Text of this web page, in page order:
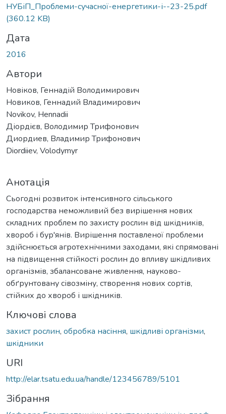
НУБіП_Проблеми-сучасної-енергетики-і--23-25.pdf
(360.12 KB)
Дата
2016
Автори
Новіков, Геннадій Володимирович
Новиков, Геннадий Владимирович
Novikov, Hennadii
Діордієв, Володимир Трифонович
Диордиев, Владимир Трифонович
Diordiiev, Volodymyr
Анотація
Сьогодні розвиток інтенсивного сільського
господарства неможливий без вирішення нових
складних проблем по захисту рослин від шкідників,
хвороб і бур'янів. Вирішення поставленої проблеми
здійснюється агротехнічними заходами, які спрямовані
на підвищення стійкості рослин до впливу шкідливих
організмів, збалансоване живлення, науково-
обґрунтовану сівозміну, створення нових сортів,
стійких до хвороб і шкідників.
Ключові слова
захист рослин, обробка насіння, шкідливі організми,
шкідники
URI
http://elar.tsatu.edu.ua/handle/123456789/5101
Зібрання